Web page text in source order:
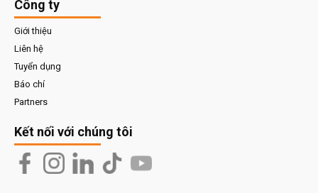
Công ty
Giới thiệu
Liên hệ
Tuyển dụng
Báo chí
Partners
Kết nối với chúng tôi